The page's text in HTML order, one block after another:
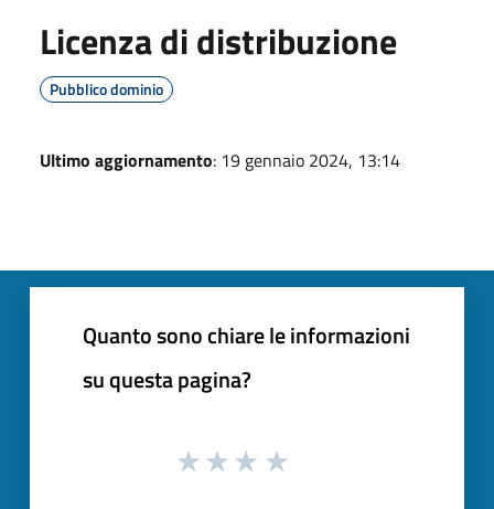
Licenza di distribuzione
Pubblico dominio
Ultimo aggiornamento: 19 gennaio 2024, 13:14
Quanto sono chiare le informazioni
su questa pagina?